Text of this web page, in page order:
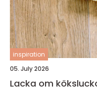
inspiration
05. July 2026
Lacka om